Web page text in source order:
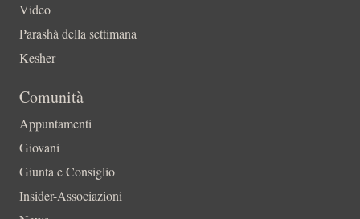
Video
Parashà della settimana
Kesher
Comunità
Appuntamenti
Giovani
Giunta e Consiglio
Insider-Associazioni